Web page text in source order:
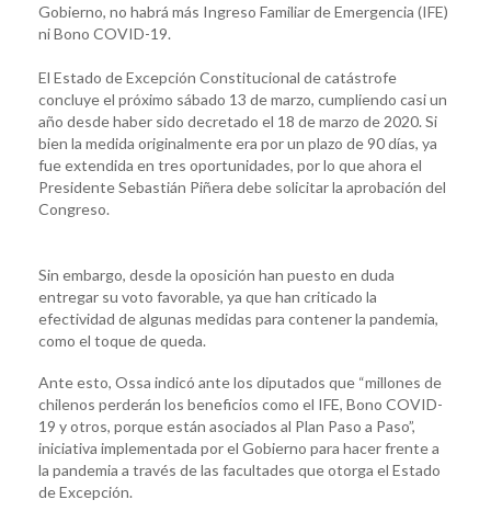
Gobierno, no habrá más Ingreso Familiar de Emergencia (IFE)
ni Bono COVID-19.
El Estado de Excepción Constitucional de catástrofe
concluye el próximo sábado 13 de marzo, cumpliendo casi un
año desde haber sido decretado el 18 de marzo de 2020. Si
bien la medida originalmente era por un plazo de 90 días, ya
fue extendida en tres oportunidades, por lo que ahora el
Presidente Sebastián Piñera debe solicitar la aprobación del
Congreso.
Sin embargo, desde la oposición han puesto en duda
entregar su voto favorable, ya que han criticado la
efectividad de algunas medidas para contener la pandemia,
como el toque de queda.
Ante esto, Ossa indicó ante los diputados que “millones de
chilenos perderán los beneficios como el IFE, Bono COVID-
19 y otros, porque están asociados al Plan Paso a Paso”,
iniciativa implementada por el Gobierno para hacer frente a
la pandemia a través de las facultades que otorga el Estado
de Excepción.